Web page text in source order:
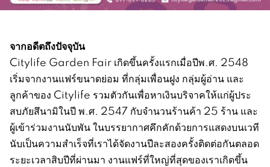
จากอดีตถึงปัจจุบัน
Citylife Garden Fair เกิดขึ้นครั้งแรกเมื่อปีพ.ศ. 2548
เริ่มจากงานแฟร์ขนาดย่อม ที่กลุ่มเพื่อนฝูง กลุ่มผู้อ่าน และ
ลูกค้าของ Citylife รวมตัวกันเพื่อหาเงินบริจาคให้แก่ผู้ประ
สบภัยสึนามิในปี พ.ศ. 2547 กับจำนวนร้านค้า 25 ร้าน และ
ผู้เข้าร่วมงานนับพัน ในบรรยากาศคึกคักด้วยการแสดงบนเวที
นับเป็นความสำเร็จที่เราได้จัดงานปีละสองครั้งติดต่อกันตลอด
ระยะเวลาสิบปีที่ผ่านมา งานแฟร์ที่ใหญ่ที่สุดของเราเกิดขึ้น